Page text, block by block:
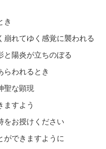
き
崩れてゆく感覚に襲われる
と陽炎が立ちのぼる
らわれるとき
聖な顕現
ますよう
をお授けください
ができますように